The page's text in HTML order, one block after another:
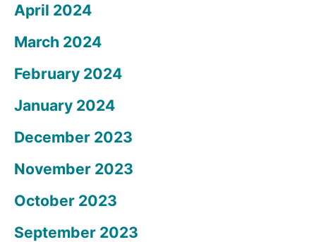
April 2024
March 2024
February 2024
January 2024
December 2023
November 2023
October 2023
September 2023